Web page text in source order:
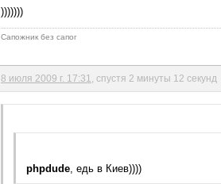
)))))))
Сапожник без сапог
8 июля 2009 г. 17:31 , спустя 2 минуты 12 секунд
phpdude, едь в Киев))))